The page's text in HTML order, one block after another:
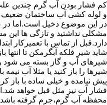
کم فشار بودن آب گرم چندین
و لوله کشی آب ساختمان ضعیف
در این موضوع دخیل است.اما در
مشکلی نداشتید و تازگی ها این
دارد.قبل از تماس با تعمیرکار
شاید شیر فلکه آبگرمکن تا
شیرهای آب و گاز بسته می شود
شیرها را باز کنید یا مثلا آب
پیش نیامده و خیلی ساده با باز
فشار آب نیز مثل قبل خواهد
محفظه آب گرم،جرم گرفته